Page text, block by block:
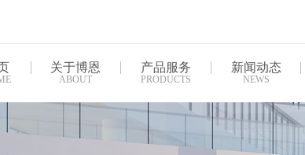
关于博恩
ABOUT
产品服务
PRODUCTS
新闻动态
NEWS